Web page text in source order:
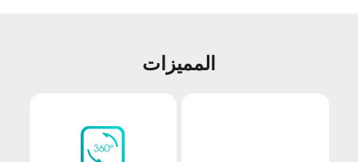
المميزات